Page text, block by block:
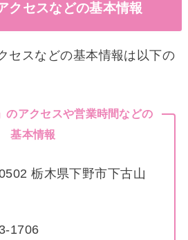
クセスなどの基本情報
セスなどの基本情報は以下の
のアクセスや営業時間などの
基本情報
栃木県下野市下古山
1706